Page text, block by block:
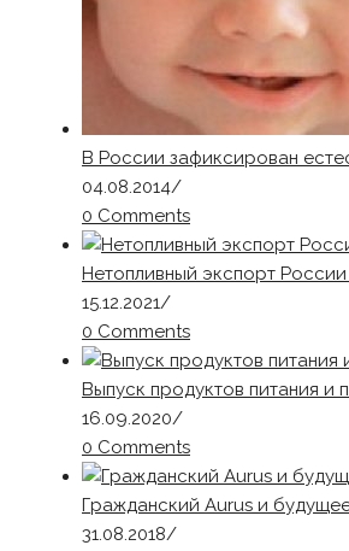
В России зафиксирован
04.08.2014/
0 Comments
Нетопливный экспорт
15.12.2021/
0 Comments
Выпуск продуктов питания
16.09.2020/
0 Comments
Гражданский Aurus и
31.08.2018/